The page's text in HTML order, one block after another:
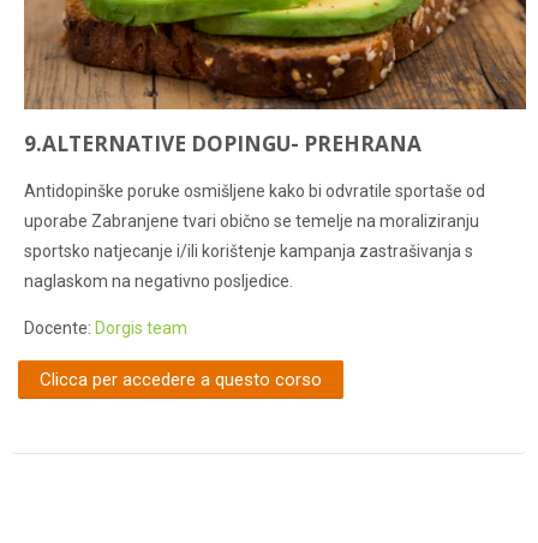
9.ALTERNATIVE DOPINGU- PREHRANA
Antidopinške poruke osmišljene kako bi odvratile sportaše od
uporabe Zabranjene tvari obično se temelje na moraliziranju
sportsko natjecanje i/ili korištenje kampanja zastrašivanja s
naglaskom na negativno posljedice.
Docente: Dorgis team
Clicca per accedere a questo corso